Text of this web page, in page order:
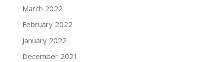
March 2022
February 2022
January 2022
December 2021